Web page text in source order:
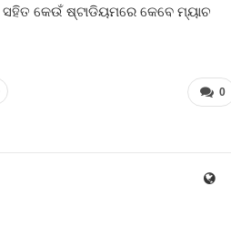
କେଉଁ ଷ୍ଟାଡିୟମରେ କେବେ ମ୍ୟାଚ
0